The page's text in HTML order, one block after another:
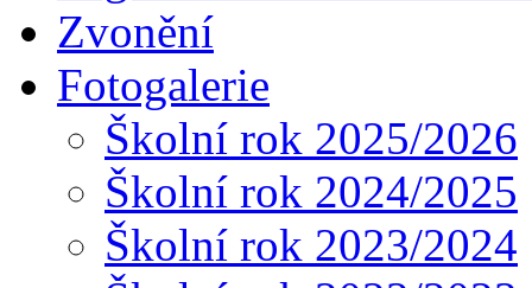
Zvonění
Fotogalerie
Školní rok 2025/2026
Školní rok 2024/2025
Školní rok 2023/2024